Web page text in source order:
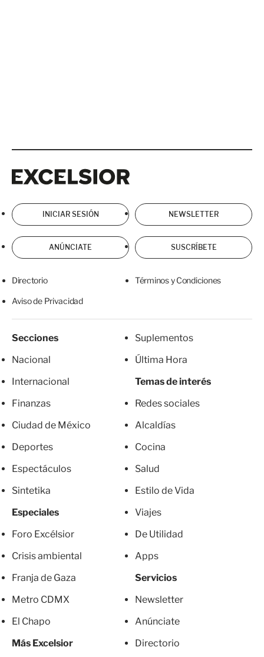
INICIAR SESIÓN NEWSLETTER
ANÚNCIATE SUSCRÍBETE
Directorio Términos y Condiciones
Aviso de Privacidad
Secciones
Nacional
Internacional
Finanzas
Ciudad de México
Deportes
Espectáculos
Sintetika
Especiales
Foro Excélsior
Crisis ambiental
Franja de Gaza
Metro CDMX
El Chapo
Más Excelsior
Suplementos
Última Hora
Temas de interés
Redes sociales
Alcaldías
Cocina
Salud
Estilo de Vida
Viajes
De Utilidad
Apps
Servicios
Newsletter
Anúnciate
Directorio